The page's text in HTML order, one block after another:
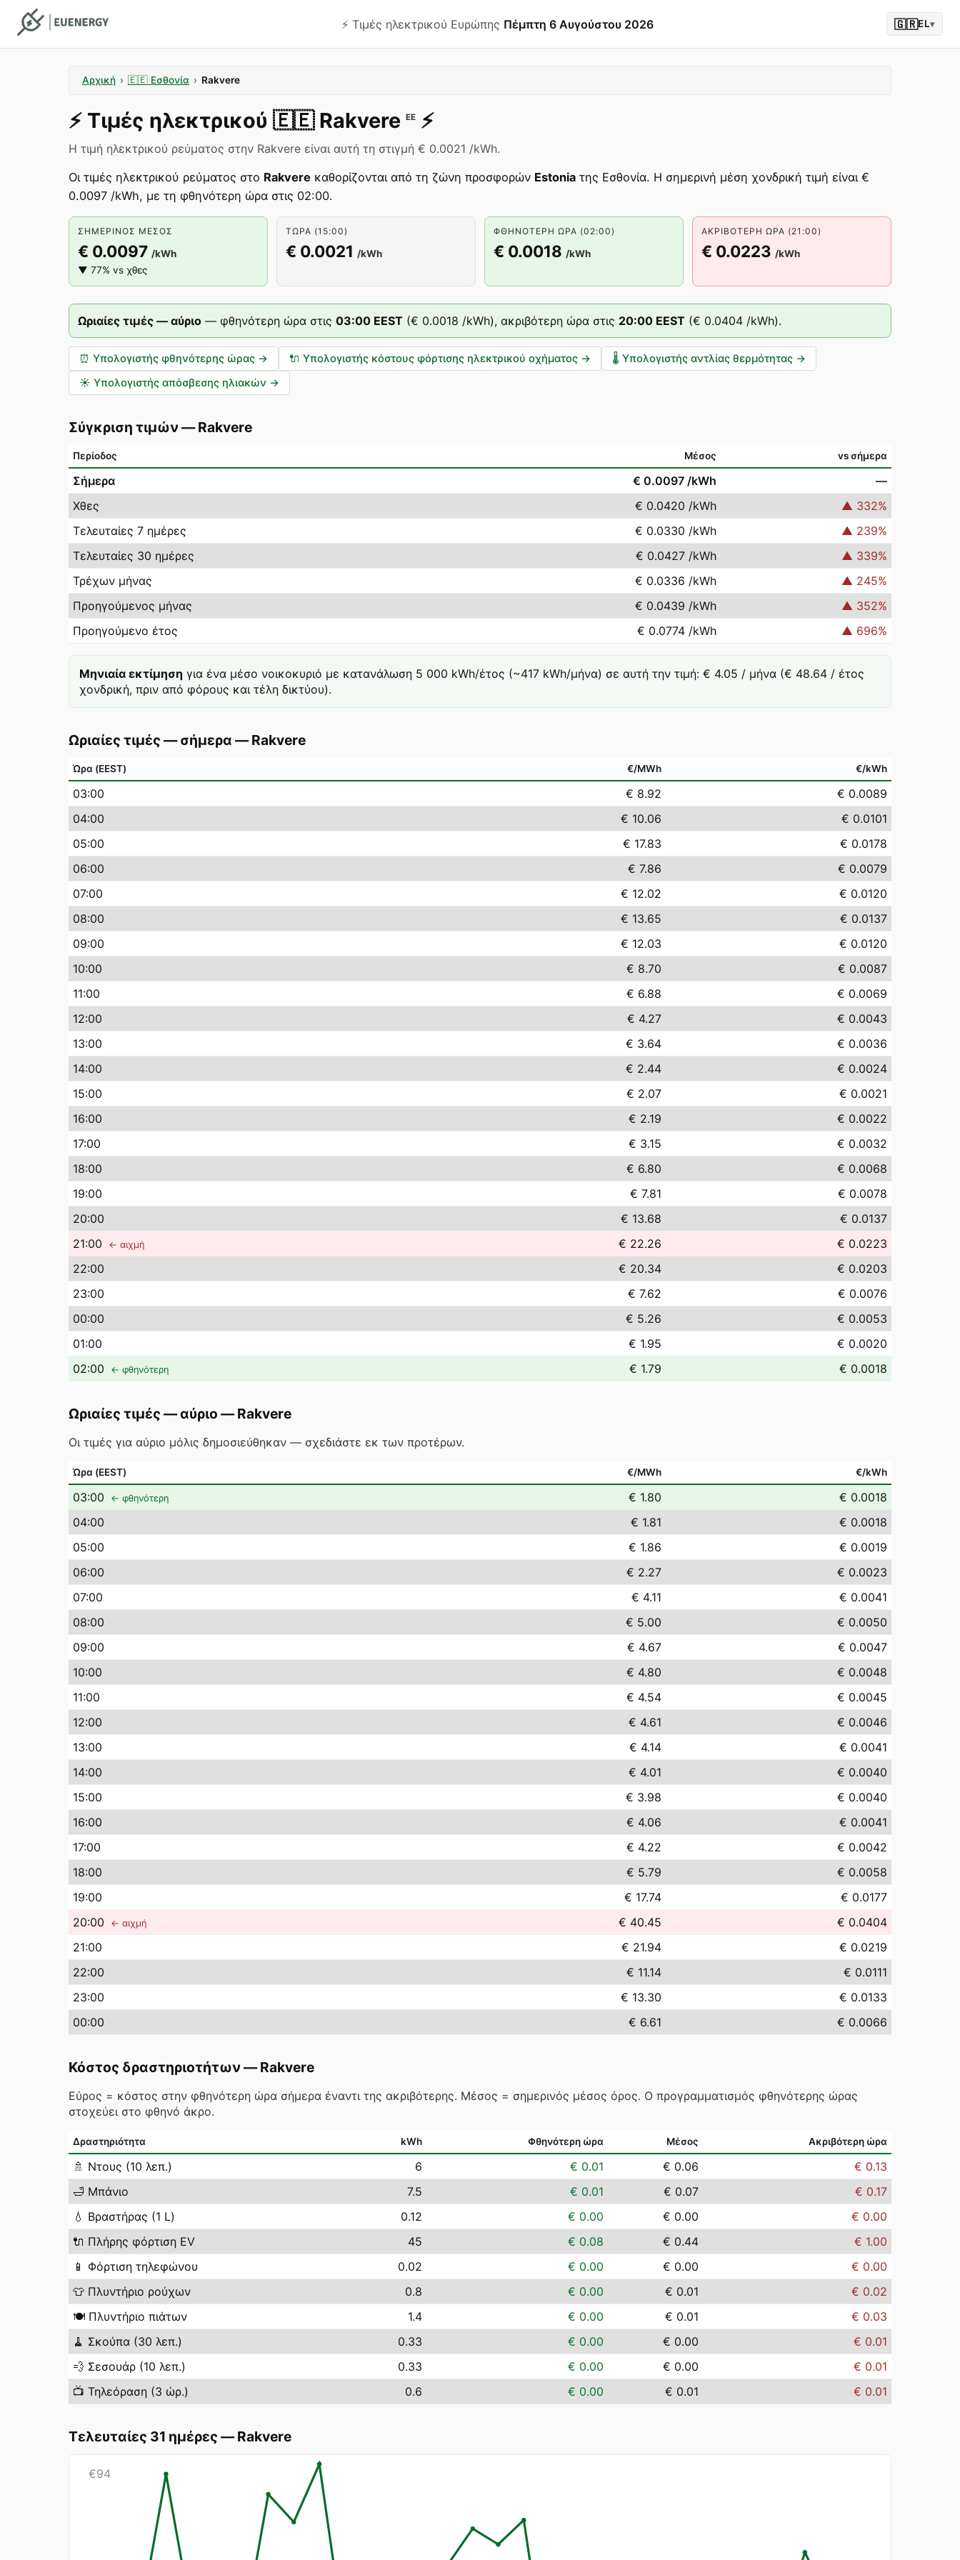
⚡️ Τιμές ηλεκτρικού Ευρώπης Πέμπτη 6 Αυγούστου 2026 🇬🇷EL▾
Αρχική › 🇪🇪 Εσθονία › Rakvere
⚡️ Τιμές ηλεκτρικού 🇪🇪 Rakvere EE ⚡️
Η τιμή ηλεκτρικού ρεύματος στην Rakvere είναι αυτή τη στιγμή € 0.0021 /kWh.
Οι τιμές ηλεκτρικού ρεύματος στο Rakvere καθορίζονται από τη ζώνη προσφορών Estonia της Εσθονία. Η σημερινή μέση χονδρική τιμή είναι €
0.0097 /kWh, με τη φθηνότερη ώρα στις 02:00.
ΣΗΜΕΡΙΝΌΣ ΜΈΣΟΣ
€ 0.0097 /kWh
▼ 77% vs χθες
ΤΏΡΑ (15:00)
€ 0.0021 /kWh
ΦΘΗΝΌΤΕΡΗ ΏΡΑ (02:00)
€ 0.0018 /kWh
ΑΚΡΙΒΌΤΕΡΗ ΏΡΑ (21:00)
€ 0.0223 /kWh
Ωριαίες τιμές — αύριο — φθηνότερη ώρα στις 03:00 EEST (€ 0.0018 /kWh), ακριβότερη ώρα στις 20:00 EEST (€ 0.0404 /kWh).
⏰ Υπολογιστής φθηνότερης ώρας → 🔌 Υπολογιστής κόστους φόρτισης ηλεκτρικού οχήματος → 🌡️ Υπολογιστής αντλίας θερμότητας →
☀️ Υπολογιστής απόσβεσης ηλιακών →
Σύγκριση τιμών —Rakvere
Περίοδος Μέσος vs σήμερα
Σήμερα € 0.0097 /kWh
—
Χθες
€ 0.0420 /kWh ▲ 332%
Τελευταίες 7 ημέρες
€ 0.0330 /kWh ▲ 239%
Τελευταίες 30 ημέρες
€ 0.0427 /kWh ▲ 339%
Τρέχων μήνας
€ 0.0336 /kWh ▲ 245%
Προηγούμενος μήνας
€ 0.0439 /kWh ▲ 352%
Προηγούμενο έτος
€ 0.0774 /kWh ▲ 696%
Μηνιαία εκτίμηση για ένα μέσο νοικοκυριό με κατανάλωση 5 000 kWh/έτος (~417 kWh/μήνα) σε αυτή την τιμή: € 4.05 / μήνα (€ 48.64 / έτος
χονδρική, πριν από φόρους και τέλη δικτύου).
Ωριαίες τιμές — σήμερα —Rakvere
Ώρα (EEST) €/MWh €/kWh
03:00 € 8.92
€ 0.0089
04:00 € 10.06
€ 0.0101
05:00 € 17.83
€ 0.0178
06:00 € 7.86
€ 0.0079
07:00 € 12.02
€ 0.0120
08:00 € 13.65
€ 0.0137
09:00 € 12.03
€ 0.0120
10:00 € 8.70
€ 0.0087
11:00 € 6.88
€ 0.0069
12:00 € 4.27
€ 0.0043
13:00 € 3.64
€ 0.0036
14:00 € 2.44
€ 0.0024
15:00 € 2.07
€ 0.0021
16:00 € 2.19
€ 0.0022
17:00 € 3.15
€ 0.0032
18:00 € 6.80
€ 0.0068
19:00 € 7.81
€ 0.0078
20:00 € 13.68
€ 0.0137
21:00 ← αιχμή € 22.26
€ 0.0223
22:00 € 20.34
€ 0.0203
23:00 € 7.62
€ 0.0076
00:00 € 5.26
€ 0.0053
01:00 € 1.95
€ 0.0020
02:00 ← φθηνότερη € 1.79 € 0.0018
Ωριαίες τιμές — αύριο —Rakvere
Οι τιμές για αύριο μόλις δημοσιεύθηκαν — σχεδιάστε εκ των προτέρων.
Ώρα (EEST) €/MWh €/kWh
03:00 ← φθηνότερη € 1.80
€ 0.0018
04:00 € 1.81
€ 0.0018
05:00 € 1.86
€ 0.0019
06:00 € 2.27
€ 0.0023
07:00 € 4.11
€ 0.0041
08:00 € 5.00
€ 0.0050
09:00 € 4.67
€ 0.0047
10:00 € 4.80
€ 0.0048
11:00 € 4.54
€ 0.0045
12:00 € 4.61
€ 0.0046
13:00 € 4.14
€ 0.0041
14:00 € 4.01
€ 0.0040
15:00 € 3.98
€ 0.0040
16:00 € 4.06
€ 0.0041
17:00 € 4.22
€ 0.0042
18:00 € 5.79
€ 0.0058
19:00 € 17.74
€ 0.0177
20:00 ← αιχμή € 40.45
€ 0.0404
21:00 € 21.94
€ 0.0219
22:00 € 11.14
€ 0.0111
23:00 € 13.30
€ 0.0133
00:00 € 6.61 € 0.0066
Κόστος δραστηριοτήτων —Rakvere
Εύρος = κόστος στην φθηνότερη ώρα σήμερα έναντι της ακριβότερης. Μέσος = σημερινός μέσος όρος. Ο προγραμματισμός φθηνότερης ώρας
στοχεύει στο φθηνό άκρο.
Δραστηριότητα kWh Φθηνότερη ώρα Μέσος Ακριβότερη ώρα
🚿 Ντους (10 λεπ.) 6 € 0.01 € 0.06
€ 0.13
🛁 Μπάνιο 7.5 € 0.01 € 0.07
€ 0.17
💧 Βραστήρας (1 L) 0.12 € 0.00 € 0.00
€ 0.00
🔌 Πλήρης φόρτιση EV 45 € 0.08 € 0.44
€ 1.00
📱 Φόρτιση τηλεφώνου 0.02 € 0.00 € 0.00
€ 0.00
👕 Πλυντήριο ρούχων 0.8 € 0.00 € 0.01
€ 0.02
🍽️ Πλυντήριο πιάτων 1.4 € 0.00 € 0.01
€ 0.03
🧹 Σκούπα (30 λεπ.) 0.33 € 0.00 € 0.00
€ 0.01
💨 Σεσουάρ (10 λεπ.) 0.33 € 0.00 € 0.00
€ 0.01
📺 Τηλεόραση (3 ώρ.) 0.6 € 0.00 € 0.01 € 0.01
Τελευταίες 31 ημέρες —Rakvere
€94